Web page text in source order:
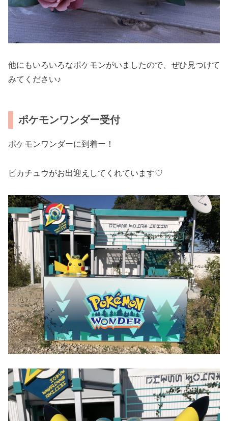
他にもいろいろなポケモンがいましたので、ぜひ見つけて
みてください♪
ポケモンワンダー受付
ポケモンワンダーに到着ー！
ピカチュウがお出迎えしてくれています♡